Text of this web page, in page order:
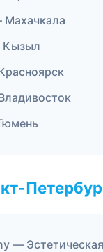
Махачкала
Кызыл
—